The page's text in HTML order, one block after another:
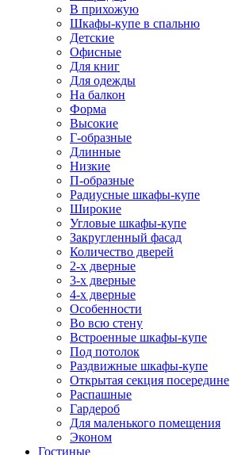
В прихожую
Шкафы-купе в спальню
Детские
Офисные
Для книг
Для одежды
На балкон
Форма
Высокие
Г-образные
Длинные
Низкие
П-образные
Радиусные шкафы-купе
Широкие
Угловые шкафы-купе
Закругленный фасад
Количество дверей
2-х дверные
3-х дверные
4-х дверные
Особенности
Во всю стену
Встроенные шкафы-купе
Под потолок
Раздвижные шкафы-купе
Открытая секция посередине
Распашные
Гардероб
Для маленького помещения
Эконом
Гостиные